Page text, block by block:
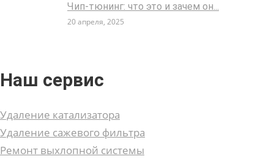
Чип-тюнинг: что это и зачем он...
20 апреля, 2025
Наш сервис
Удаление катализатора
Удаление сажевого фильтра
Ремонт выхлопной системы